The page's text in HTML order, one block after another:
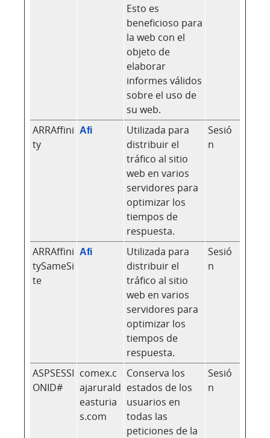
Esto es
beneficioso para
la web con el
objeto de
elaborar
informes válidos
sobre el uso de
su web.
ARRAffini
ty
Afi
Utilizada para
distribuir el
tráfico al sitio
web en varios
servidores para
optimizar los
tiempos de
respuesta.
Sesió
n
ARRAffini
tySameSi
te
Afi
Utilizada para
distribuir el
tráfico al sitio
web en varios
servidores para
optimizar los
tiempos de
respuesta.
Sesió
n
ASPSESSI
ONID#
comex.c
ajarurald
easturia
s.com
Conserva los
estados de los
usuarios en
todas las
peticiones de la
Sesió
n